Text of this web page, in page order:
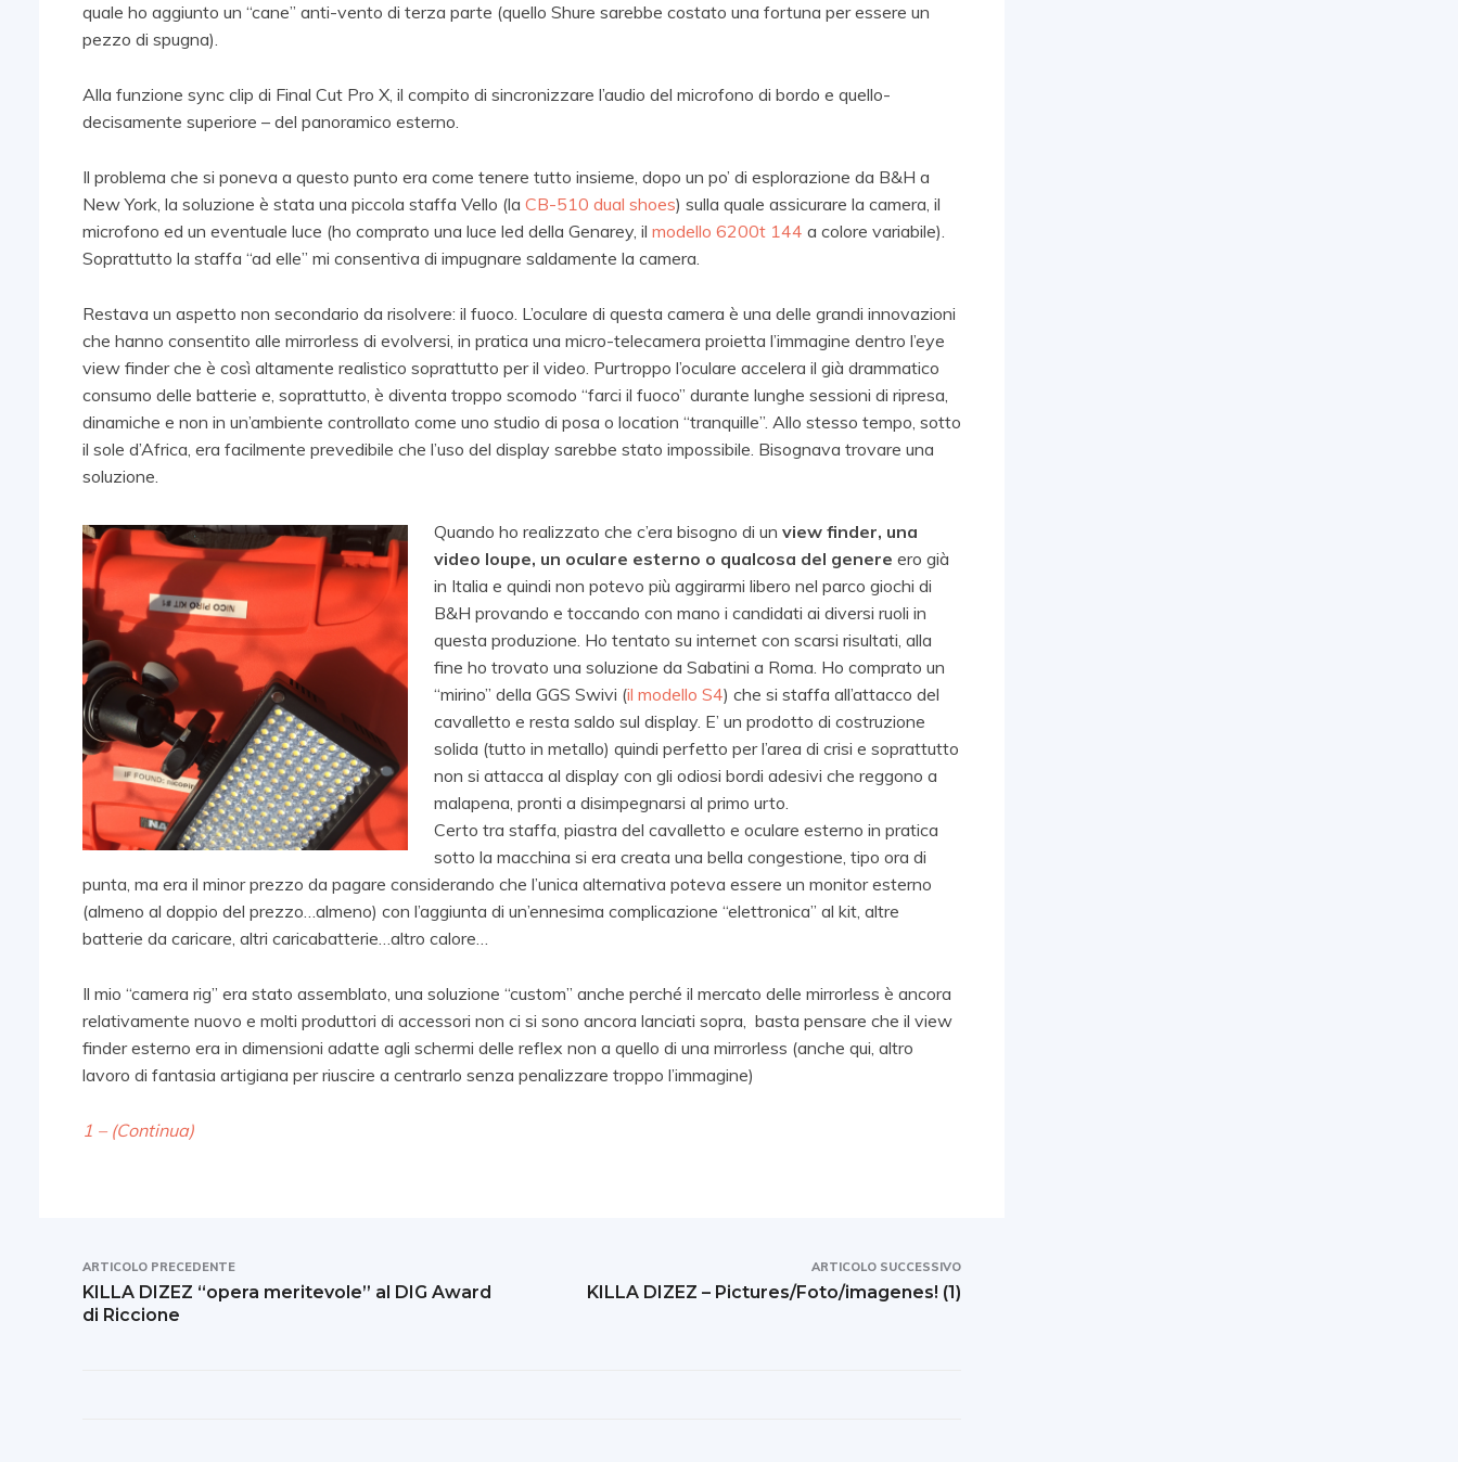
quale ho aggiunto un “cane” anti-vento di terza parte (quello Shure sarebbe costato una fortuna per essere un
pezzo di spugna).
Alla funzione sync clip di Final Cut Pro X, il compito di sincronizzare l’audio del microfono di bordo e quello-
decisamente superiore – del panoramico esterno.
Il problema che si poneva a questo punto era come tenere tutto insieme, dopo un po’ di esplorazione da B&H a
New York, la soluzione è stata una piccola staffa Vello (la CB-510 dual shoes) sulla quale assicurare la camera, il
microfono ed un eventuale luce (ho comprato una luce led della Genarey, il modello 6200t 144 a colore variabile).
Soprattutto la staffa “ad elle” mi consentiva di impugnare saldamente la camera.
Restava un aspetto non secondario da risolvere: il fuoco. L’oculare di questa camera è una delle grandi innovazioni
che hanno consentito alle mirrorless di evolversi, in pratica una micro-telecamera proietta l’immagine dentro l’eye
view finder che è così altamente realistico soprattutto per il video. Purtroppo l’oculare accelera il già drammatico
consumo delle batterie e, soprattutto, è diventa troppo scomodo “farci il fuoco” durante lunghe sessioni di ripresa,
dinamiche e non in un’ambiente controllato come uno studio di posa o location “tranquille”. Allo stesso tempo, sotto
il sole d’Africa, era facilmente prevedibile che l’uso del display sarebbe stato impossibile. Bisognava trovare una
soluzione.
Quando ho realizzato che c’era bisogno di un view finder, una
video loupe, un oculare esterno o qualcosa del genere ero già
in Italia e quindi non potevo più aggirarmi libero nel parco giochi di
B&H provando e toccando con mano i candidati ai diversi ruoli in
questa produzione. Ho tentato su internet con scarsi risultati, alla
fine ho trovato una soluzione da Sabatini a Roma. Ho comprato un
“mirino” della GGS Swivi (il modello S4) che si staffa all’attacco del
cavalletto e resta saldo sul display. E’ un prodotto di costruzione
solida (tutto in metallo) quindi perfetto per l’area di crisi e soprattutto
non si attacca al display con gli odiosi bordi adesivi che reggono a
malapena, pronti a disimpegnarsi al primo urto.
Certo tra staffa, piastra del cavalletto e oculare esterno in pratica
sotto la macchina si era creata una bella congestione, tipo ora di
punta, ma era il minor prezzo da pagare considerando che l’unica alternativa poteva essere un monitor esterno
(almeno al doppio del prezzo…almeno) con l’aggiunta di un’ennesima complicazione “elettronica” al kit, altre
batterie da caricare, altri caricabatterie…altro calore…
Il mio “camera rig” era stato assemblato, una soluzione “custom” anche perché il mercato delle mirrorless è ancora
relativamente nuovo e molti produttori di accessori non ci si sono ancora lanciati sopra, basta pensare che il view
finder esterno era in dimensioni adatte agli schermi delle reflex non a quello di una mirrorless (anche qui, altro
lavoro di fantasia artigiana per riuscire a centrarlo senza penalizzare troppo l’immagine)
1 – (Continua)
ARTICOLO PRECEDENTE
KILLA DIZEZ “opera meritevole” al DIG Award
di Riccione
ARTICOLO SUCCESSIVO
KILLA DIZEZ – Pictures/Foto/imagenes! (1)